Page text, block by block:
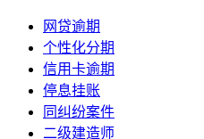
网贷逾期
个性化分期
信用卡逾期
停息挂账
同纠纷案件
二级建造师